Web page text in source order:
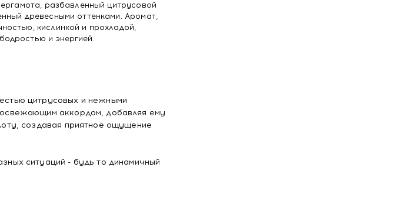
разбавленный цитрусовой
древесными оттенками. Аромат,
кислинкой и прохладой,
и энергией.
цитрусовых и нежными
аккордом, добавляя ему
создавая приятное ощущение
ситуаций - будь то динамичный